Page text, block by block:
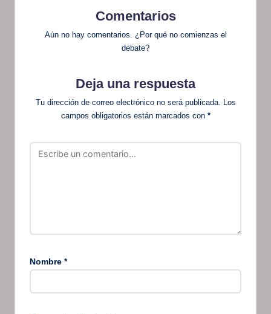
Comentarios
Aún no hay comentarios. ¿Por qué no comienzas el
debate?
Deja una respuesta
Tu dirección de correo electrónico no será publicada.
Los
campos obligatorios están marcados con *
Nombre *